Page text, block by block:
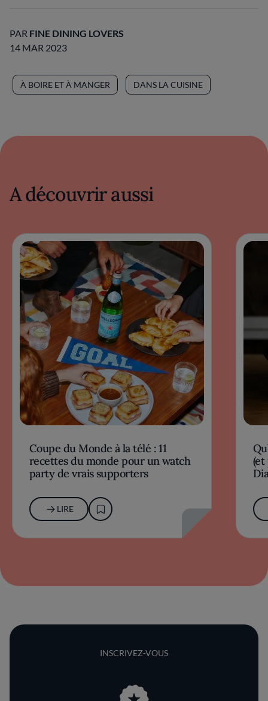
PAR FINE DINING LOVERS
14 MAR 2023
À BOIRE ET À MANGER DANS LA CUISINE
A découvrir aussi
Coupe du Monde à la télé : 11
recettes du monde pour un watch
party de vrais supporters
LIRE
INSCRIVEZ-VOUS